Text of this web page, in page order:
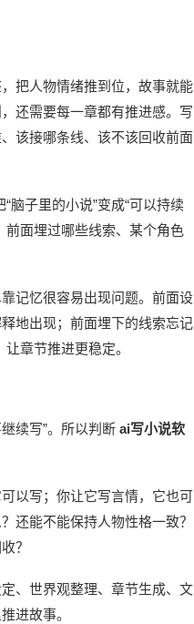
把人物情绪推到位，故事就能
还需要每一章都有推进感。写
该接哪条线、该不该回收前面
脑子里的小说”变成“可以持续
前面埋过哪些线索、某个角色
记忆很容易出现问题。前面设
地出现；前面埋下的线索忘记
章节推进更稳定。
续写”。所以判断 ai写小说软
以写；你让它写言情，它也可
还能不能保持人物性格一致？
？
、世界观整理、章节生成、文
进故事。